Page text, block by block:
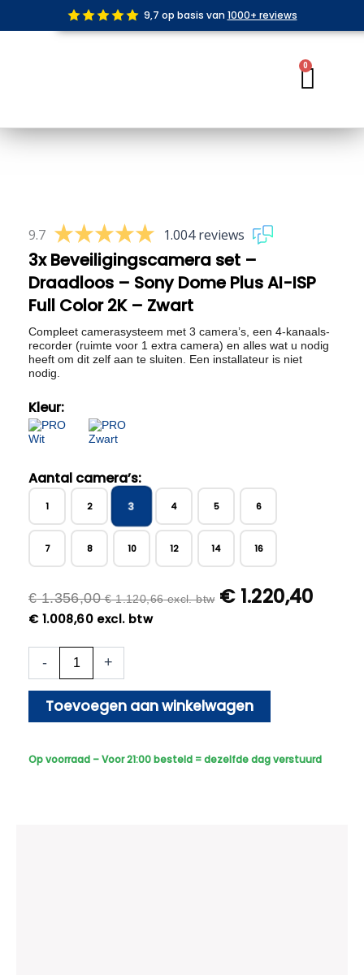
de
9,7 op basis van 1000+ reviews
0
9.7 1.004 reviews
3x Beveiligingscamera set –
Draadloos – Sony Dome Plus AI-ISP
Full Color 2K – Zwart
Compleet camerasysteem met 3 camera’s, een 4-kanaals-
recorder (ruimte voor 1 extra camera) en alles wat u nodig
heeft om dit zelf aan te sluiten. Een installateur is niet
nodig.
Kleur:
Aantal camera’s:
1 2 3 4 5 6
7 8 10 12 14 16
€1.356,00 €1.120,66excl. btw €1.220,40
€1.008,60 excl. btw
-
Beveiligingscamera
Draadloos
Sony
Dome
+
Toevoegen aan winkelwagen
Op voorraad – Voor 21:00 besteld = dezelfde dag verstuurd